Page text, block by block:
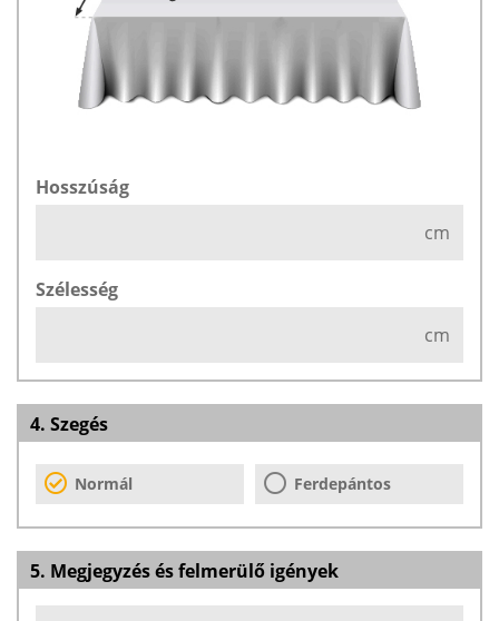
Hosszúság
cm
Szélesség
cm
4. Szegés
Normál Ferdepántos
5. Megjegyzés és felmerülő igények